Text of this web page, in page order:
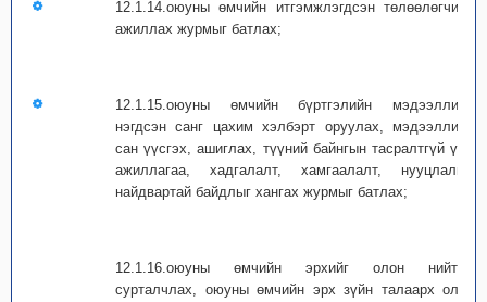
12.1.14.оюуны өмчийн итгэмжлэгдсэн төлөөлөгчийн
ажиллах журмыг батлах;
12.1.15.оюуны өмчийн бүртгэлийн мэдээллийн
нэгдсэн санг цахим хэлбэрт оруулах, мэдээллийн
сан үүсгэх, ашиглах, түүний байнгын тасралтгүй үйл
ажиллагаа, хадгалалт, хамгаалалт, нууцлалын
найдвартай байдлыг хангах журмыг батлах;
12.1.16.оюуны өмчийн эрхийг олон нийтэд
сурталчлах, оюуны өмчийн эрх зүйн талаарх олон